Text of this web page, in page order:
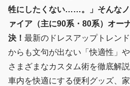
牲にしたくない……。」そんなノ
ァイア（主に90系・ 80系）オー
決！ 最新のドレスアップトレン
からも文句が出ない「快適性」
さまざまなカスタム術を徹底解
車内を快適にする便利グッズ、